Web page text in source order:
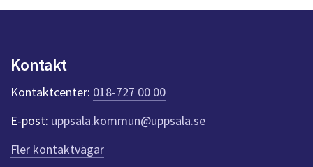
n
k
t
e
r
f
ö
r
Kontakt
Kontaktcenter: 018-727 00 00
E-post: uppsala.kommun@uppsala.se
Fler kontaktvägar